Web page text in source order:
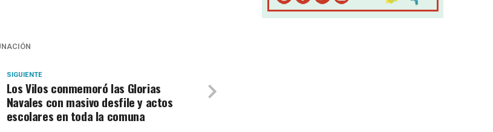
SIGUIENTE
Los Vilos conmemoró las Glorias
Navales con masivo desfile y actos
escolares en toda la comuna